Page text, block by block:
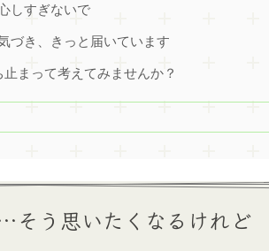
しすぎないで
づき、きっと届いています
まって考えてみませんか？
そう思いたくなるけれど